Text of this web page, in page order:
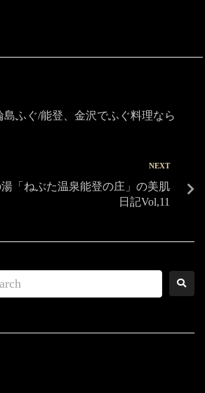
ふぐ/能登、金沢でふぐ料理なら
NEXT
「ねぶた温泉能登の庄」の美肌
日記Vol,11